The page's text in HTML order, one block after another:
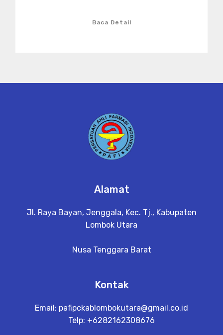
Baca Detail
Alamat
Jl. Raya Bayan, Jenggala, Kec. Tj., Kabupaten
Lombok Utara
Nusa Tenggara Barat
Kontak
Email: pafipckablombokutara@gmail.co.id
Telp: +6282162308676